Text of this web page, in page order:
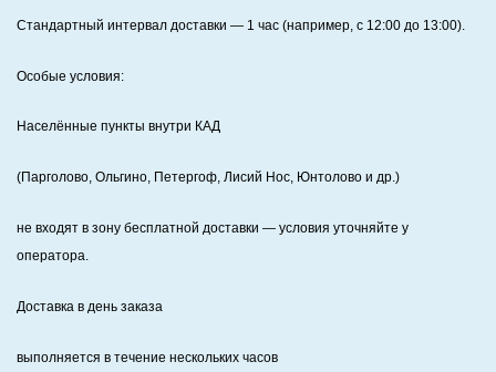
Стандартный интервал доставки — 1 час (например, с 12:00 до 13:00).
Особые условия:
Населённые пункты внутри КАД
(Парголово, Ольгино, Петергоф, Лисий Нос, Юнтолово и др.)
не входят в зону бесплатной доставки — условия уточняйте у
оператора.
Доставка в день заказа
выполняется в течение нескольких часов